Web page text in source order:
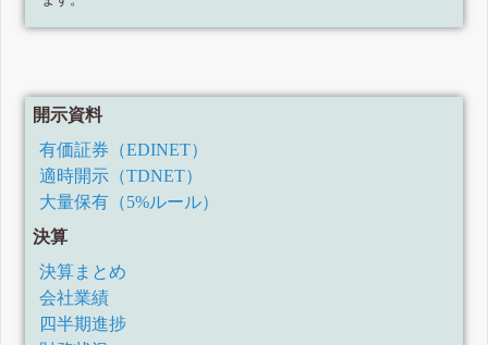
開示資料
有価証券（EDINET）
適時開示（TDNET）
大量保有（5%ルール）
決算
決算まとめ
会社業績
四半期進捗